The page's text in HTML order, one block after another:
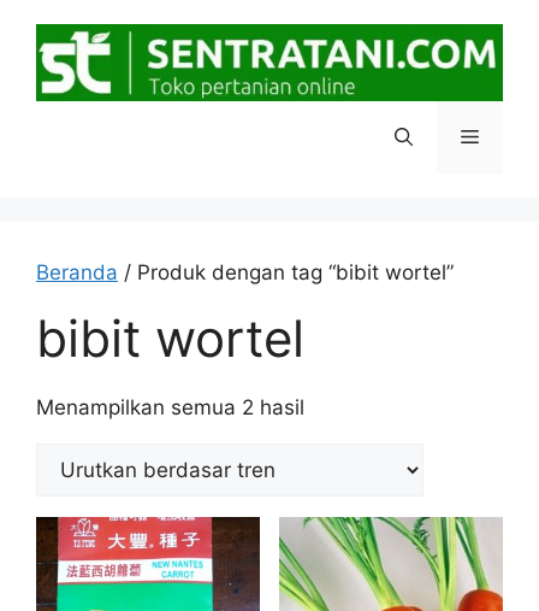
Menu
Beranda / Produk dengan tag “bibit wortel”
bibit wortel
Menampilkan semua 2 hasil
popularitas